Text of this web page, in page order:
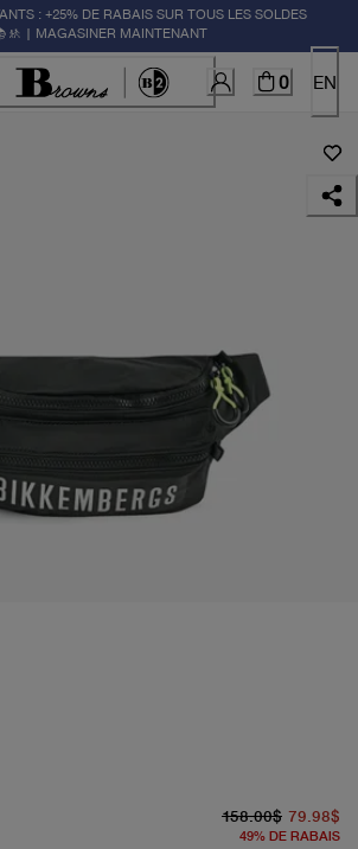
: +25% DE RABAIS SUR TOUS LES SOLDES
| MAGASINER MAINTENANT
0 EN
158.00$ 79.98$
49% DE RABAIS